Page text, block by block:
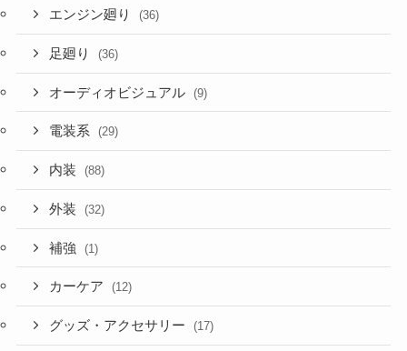
エンジン廻り (36)
足廻り (36)
オーディオビジュアル (9)
電装系 (29)
内装 (88)
外装 (32)
補強 (1)
カーケア (12)
グッズ・アクセサリー (17)